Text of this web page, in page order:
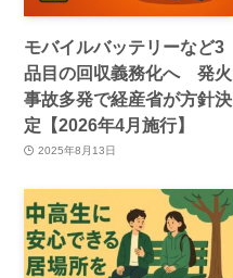
モバイルバッテリーなど3
品目の回収義務化へ 発火
事故多発で経産省が方針決
定【2026年4月施行】
2025年8月13日